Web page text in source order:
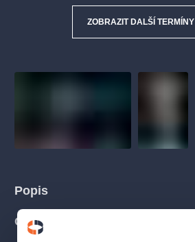
ZOBRAZIT DALŠÍ TERMÍNY
Popis
O INSCENACI